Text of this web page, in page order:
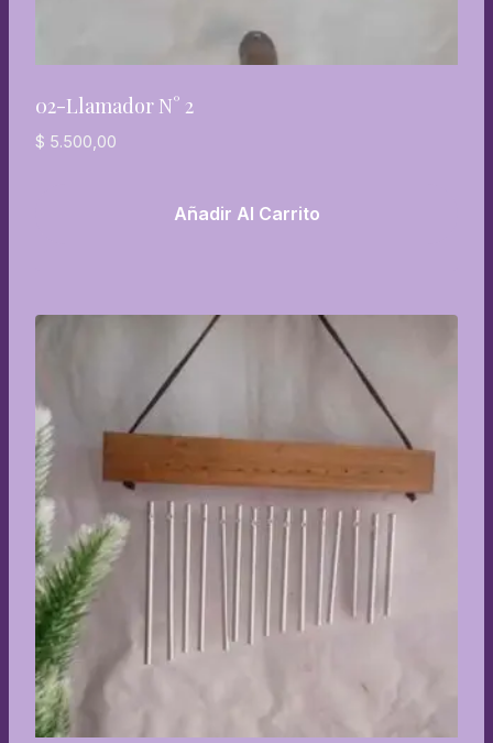
02-Llamador N° 2
$ 5.500,00
Añadir Al Carrito